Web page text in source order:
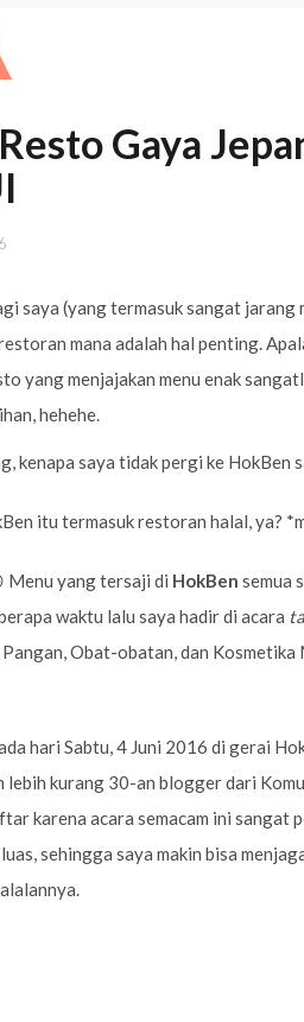
Gaya
saya (yang termasuk sangat jarang
mana adalah hal penting.
yang menjajakan menu enak
hehehe.
kenapa saya tidak pergi ke HokBen
itu termasuk restoran halal, ya?
Menu yang tersaji di HokBen semua
waktu lalu saya hadir di acara
Obat-obatan, dan
hari Sabtu, 4 Juni 2016 di gerai
kurang 30-an blogger dari
karena acara semacam ini sangat
sehingga saya makin bisa